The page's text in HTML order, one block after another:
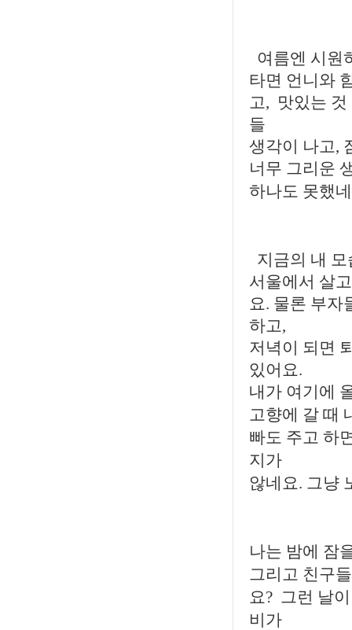
여름엔 시원
타면 언니와
고, 맛있는 것
들
생각이 나고,
너무 그리운
하나도 못했
지금의 내
서울에서 살
요. 물론 부자
하고,
저녁이 되면
있어요.
내가 여기에
고향에 갈 때
빠도 주고 하
지가
않네요. 그냥
나는 밤에 잠
그리고 친구
요? 그런 날
비가